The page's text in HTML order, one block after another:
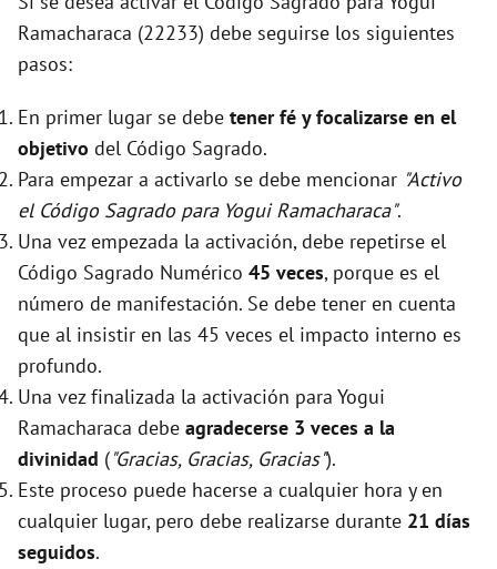
Ramacharaca (22233) debe seguirse los siguientes
pasos:
En primer lugar se debe tener fé y focalizarse en el
objetivo del Código Sagrado.
Para empezar a activarlo se debe mencionar "Activo
el Código Sagrado para Yogui Ramacharaca".
Una vez empezada la activación, debe repetirse el
Código Sagrado Numérico 45 veces, porque es el
número de manifestación. Se debe tener en cuenta
que al insistir en las 45 veces el impacto interno es
profundo.
Una vez finalizada la activación para Yogui
Ramacharaca debe agradecerse 3 veces a la
divinidad ("Gracias, Gracias, Gracias").
Este proceso puede hacerse a cualquier hora y en
cualquier lugar, pero debe realizarse durante 21 días
seguidos.